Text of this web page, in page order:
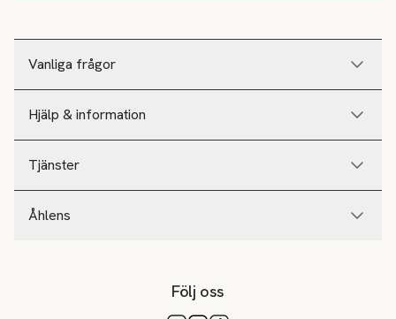
Vanliga frågor
Hjälp & information
Tjänster
Åhlens
Följ oss